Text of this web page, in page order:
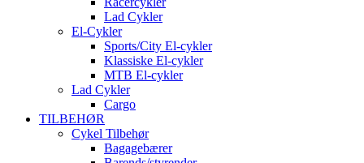
Lad Cykler
El-Cykler
Sports/City El-cykler
Klassiske El-cykler
MTB El-cykler
Lad Cykler
Cargo
TILBEHØR
Cykel Tilbehør
Bagagebærer